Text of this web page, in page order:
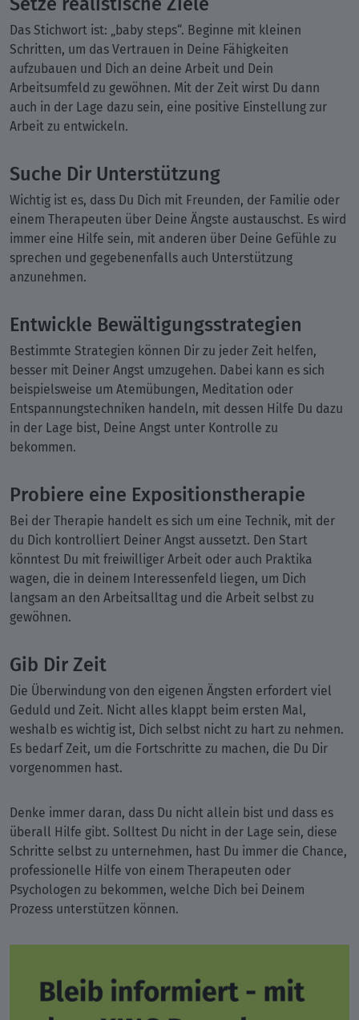
Das Stichwort ist: „baby steps“. Beginne mit kleinen
Schritten, um das Vertrauen in Deine Fähigkeiten
aufzubauen und Dich an deine Arbeit und Dein
Arbeitsumfeld zu gewöhnen. Mit der Zeit wirst Du dann
auch in der Lage dazu sein, eine positive Einstellung zur
Arbeit zu entwickeln.
Suche Dir Unterstützung
Wichtig ist es, dass Du Dich mit Freunden, der Familie oder
einem Therapeuten über Deine Ängste austauschst. Es wird
immer eine Hilfe sein, mit anderen über Deine Gefühle zu
sprechen und gegebenenfalls auch Unterstützung
anzunehmen.
Entwickle Bewältigungsstrategien
Bestimmte Strategien können Dir zu jeder Zeit helfen,
besser mit Deiner Angst umzugehen. Dabei kann es sich
beispielsweise um Atemübungen, Meditation oder
Entspannungstechniken handeln, mit dessen Hilfe Du dazu
in der Lage bist, Deine Angst unter Kontrolle zu
bekommen.
Probiere eine Expositionstherapie
Bei der Therapie handelt es sich um eine Technik, mit der
du Dich kontrolliert Deiner Angst aussetzt. Den Start
könntest Du mit freiwilliger Arbeit oder auch Praktika
wagen, die in deinem Interessenfeld liegen, um Dich
langsam an den Arbeitsalltag und die Arbeit selbst zu
gewöhnen.
Gib Dir Zeit
Die Überwindung von den eigenen Ängsten erfordert viel
Geduld und Zeit. Nicht alles klappt beim ersten Mal,
weshalb es wichtig ist, Dich selbst nicht zu hart zu nehmen.
Es bedarf Zeit, um die Fortschritte zu machen, die Du Dir
vorgenommen hast.
Denke immer daran, dass Du nicht allein bist und dass es
überall Hilfe gibt. Solltest Du nicht in der Lage sein, diese
Schritte selbst zu unternehmen, hast Du immer die Chance,
professionelle Hilfe von einem Therapeuten oder
Psychologen zu bekommen, welche Dich bei Deinem
Prozess unterstützen können.